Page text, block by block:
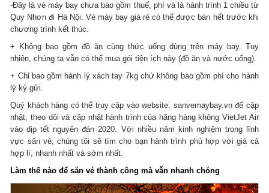
-Đây là vé máy bay chưa bao gồm thuế, phí và là hành trình 1 chiều từ
Quy Nhơn đi Hà Nội. Vé máy bay giá rẻ có thể được bán hết trước khi
chương trình kết thúc.
+ Không bao gồm đồ ăn cùng thức uống dùng trên máy bay. Tuy
nhiên, chúng ta vẫn có thể mua gói tiện ích này (đồ ăn và nước uống).
+ Chỉ bao gồm hành lý xách tay 7kg chứ không bao gồm phí cho hành
lý ký gửi.
Quý khách hàng có thể truy cập vào website: sanvemaybay.vn để cập
nhật, theo dõi và cập nhật hành trình của hãng hàng không VietJet Air
vào dịp tết nguyên đán 2020. Với nhiều năm kinh nghiệm trong lĩnh
vực săn vé, chúng tôi sẽ tìm cho bạn hành trình phù hợp với giá cả
hợp lí, nhanh nhất và sớm nhất.
Làm thế nào để săn vé thành công mà vẫn nhanh chóng